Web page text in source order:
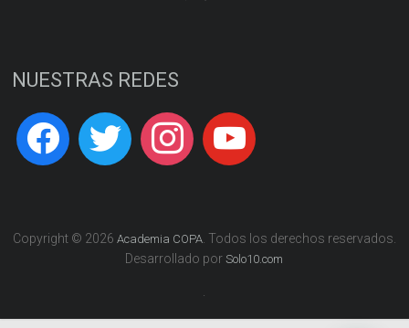
NUESTRAS REDES
Copyright © 2026 Academia COPA. Todos los derechos reservados.
Desarrollado porSolo10.com
.